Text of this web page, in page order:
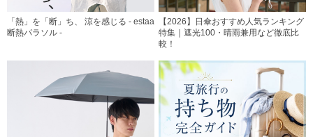
「熱」を「断」ち、 涼を感じる - estaa
断熱パラソル -
【2026】日傘おすすめ人気ランキング
特集｜遮光100・晴雨兼用など徹底比
較！